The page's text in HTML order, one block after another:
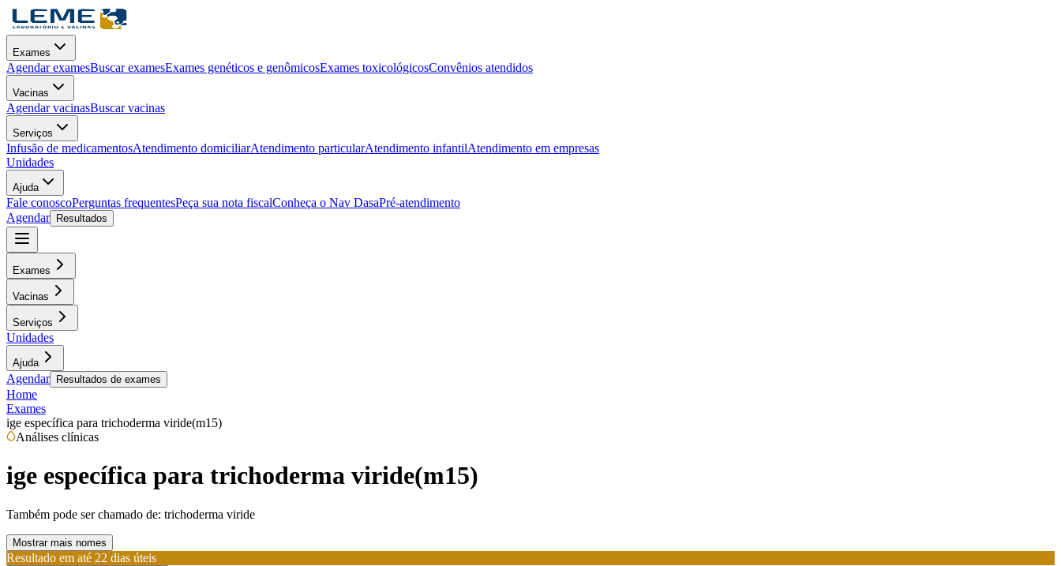
Exames
Agendar examesBuscar examesExames genéticos e genômicosExames toxicológicosConvênios atendidos
Vacinas
Agendar vacinasBuscar vacinas
Serviços
Infusão de medicamentosAtendimento domiciliarAtendimento particularAtendimento infantilAtendimento em empresas
Unidades
Ajuda
Fale conoscoPerguntas frequentesPeça sua nota fiscalConheça o Nav DasaPré-atendimento
Agendar
Resultados
Exames
Vacinas
Serviços
Unidades
Ajuda
Agendar Resultados de exames
Home
Exames
ige específica para trichoderma viride(m15)
Análises clínicas
ige específica para trichoderma viride(m15)
Também pode ser chamado de: trichoderma viride
Mostrar mais nomes
Resultado em até 22 dias úteis